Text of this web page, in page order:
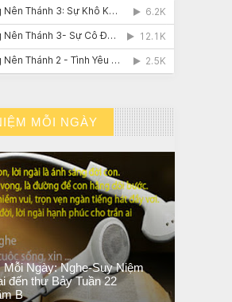
MỖI NGÀY
BY AUDIO SUY NIỆM MỖI NGÀY
Mỗi Ngày: Nghe-Suy Niệm
đến thư Bảy Tuần 22
B
NHẤT TRONG ĐỜI